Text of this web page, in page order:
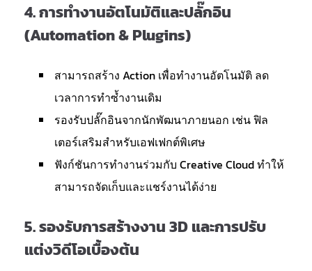
4.การทำงานอัตโนมัติและปลั๊กอิน
(Automation & Plugins)
สามารถสร้าง Action เพื่อทำงานอัตโนมัติ ลด
เวลาการทำซ้ำงานเดิม
รองรับปลั๊กอินจากนักพัฒนาภายนอก เช่น ฟิล
เตอร์เสริมสำหรับเอฟเฟกต์พิเศษ
ฟังก์ชันการทำงานร่วมกับ Creative Cloud ทำให้
สามารถจัดเก็บและแชร์งานได้ง่าย
5.รองรับการสร้างงาน 3D และการปรับ
แต่งวิดีโอเบื้องต้น